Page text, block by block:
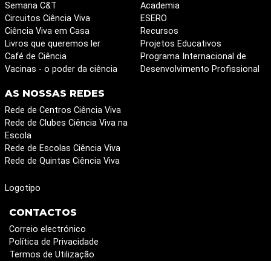
Semana C&T
Circuitos Ciência Viva
Ciência Viva em Casa
Livros que queremos ler
Café de Ciência
Vacinas - o poder da ciência
Academia
ESERO
Recursos
Projetos Educativos
Programa Internacional de
Desenvolvimento Profissional
AS NOSSAS REDES
Rede de Centros Ciência Viva
Rede de Clubes Ciência Viva na
Escola
Rede de Escolas Ciência Viva
Rede de Quintas Ciência Viva
Logotipo
CONTACTOS
Correio electrónico
Política de Privacidade
Termos de Utilização